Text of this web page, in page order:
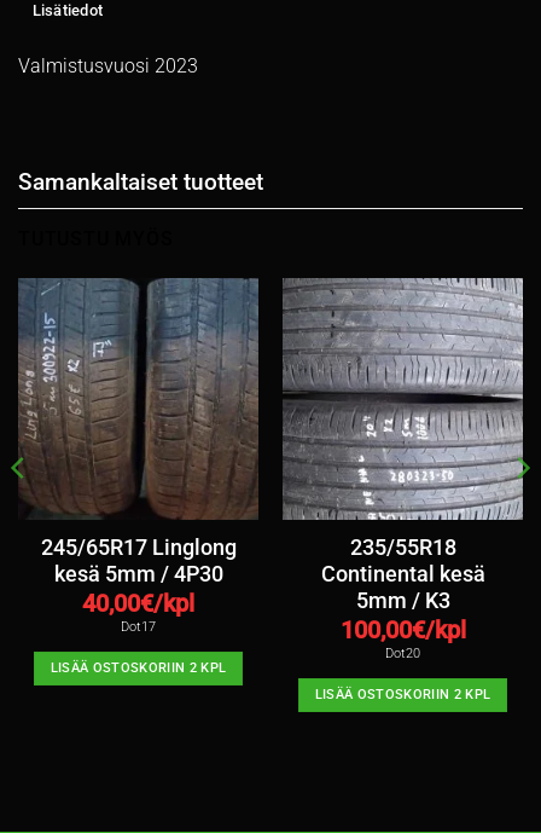
Lisätiedot
Valmistusvuosi 2023
Samankaltaiset tuotteet
245/65R17 Linglong
kesä 5mm / 4P30
40,00€/kpl
Dot17
LISÄÄ OSTOSKORIIN 2 KPL
235/55R18
Continental kesä
5mm / K3
100,00€/kpl
Dot20
LISÄÄ OSTOSKORIIN 2 KPL